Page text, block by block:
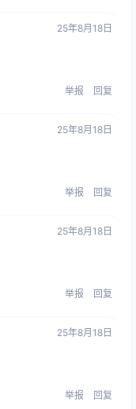
25年8月18日
举报 回复
25年8月18日
举报 回复
25年8月18日
举报 回复
25年8月18日
举报 回复